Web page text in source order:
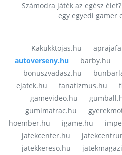
Számodra játék az egész
egy egyedi gamer
Kakukktojas.hu
autoverseny.hu
barby.hu
bonuszvadasz.hu
ejatek.hu
fanatizmus.hu
gamevideo.hu
gumimatrac.hu
hoember.hu
igame.hu
jatekcenter.hu
jatekkereso.hu